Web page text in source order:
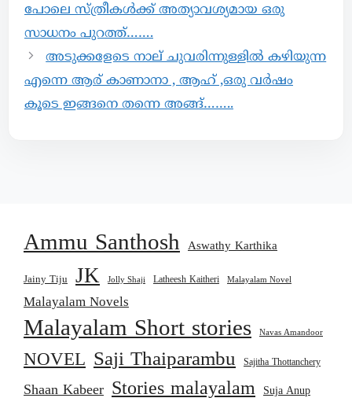
പോലെ സ്ത്രീകൾക്ക് അത്യാവശ്യമായ ഒരു
സാധനം പുറത്ത്…….
അടുക്കളേടെ നാല് ചുവരിന്നുള്ളിൽ കഴിയുന്ന
എന്നെ ആര് കാണാനാ , ആഹ് ,ഒരു വർഷം
കൂടെ ഇങ്ങനെ തന്നെ അങ്ങ്……..
Ammu Santhosh Aswathy Karthika
Jainy Tiju JK Jolly Shaji Latheesh Kaitheri Malayalam Novel
Malayalam Novels
Malayalam Short stories Navas Amandoor
NOVEL Saji Thaiparambu Sajitha Thottanchery
Shaan Kabeer Stories malayalam Suja Anup